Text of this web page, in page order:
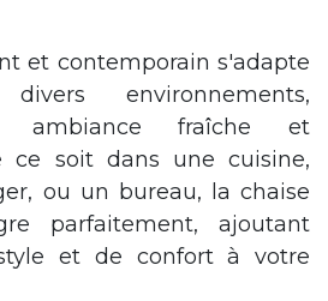
et contemporain s'adapte
environnements,
ambiance fraîche et
ce soit dans une cuisine,
ou un bureau, la chaise
parfaitement, ajoutant
et de confort à votre